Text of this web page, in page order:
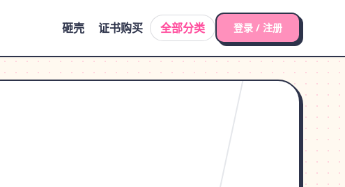
砸壳 证书购买 全部分类 登录 / 注册